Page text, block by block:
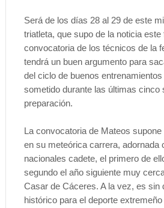
Será de los días 28 al 29 de este
triatleta, que supo de la noticia
convocatoria de los técnicos de la
tendrá un buen argumento para
del ciclo de buenos
sometido durante las últimas cinco
preparación.
La convocatoria de Mateos
en su meteórica carrera, adornada
nacionales cadete, el primero de
segundo el año siguiente muy
Casar de Cáceres. A la vez, es sin
histórico para el deporte